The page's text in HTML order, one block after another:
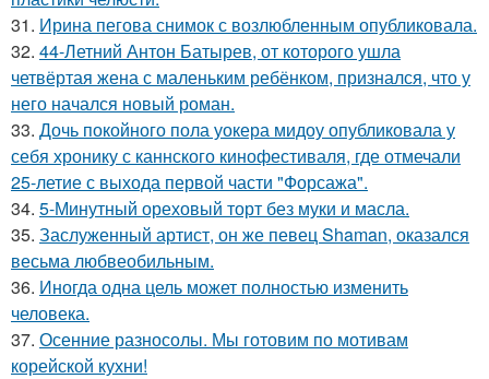
31. Ирина пегова снимок с возлюбленным опубликовала.
32. 44-Летний Антон Батырев, от которого ушла
четвёртая жена с маленьким ребёнком, признался, что у
него начался новый роман.
33. Дочь покойного пола уокера мидоу опубликовала у
себя хронику с каннского кинофестиваля, где отмечали
25-летие с выхода первой части "Форсажа".
34. 5-Минутный ореховый торт без муки и масла.
35. Заслуженный артист, он же певец Shaman, оказался
весьма любвеобильным.
36. Иногда одна цель может полностью изменить
человека.
37. Осенние разносолы. Мы готовим по мотивам
корейской кухни!